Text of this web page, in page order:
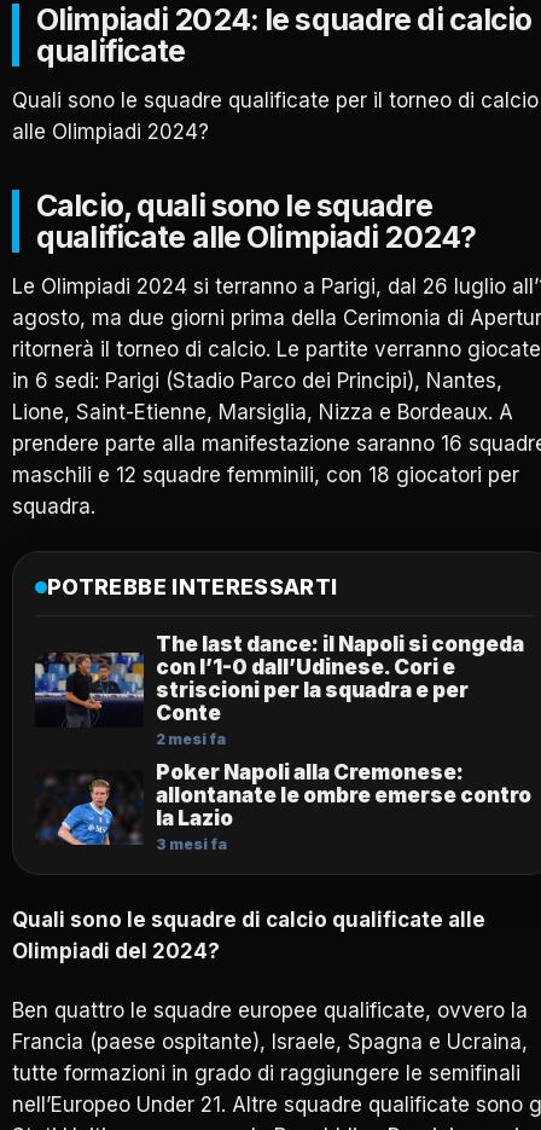
Olimpiadi 2024: le squadre di calcio
qualificate
Quali sono le squadre qualificate per il torneo di calcio
alle Olimpiadi 2024?
Calcio, quali sono le squadre
qualificate alle Olimpiadi 2024?
Le Olimpiadi 2024 si terranno a Parigi, dal 26 luglio
agosto, ma due giorni prima della Cerimonia di
ritornerà il torneo di calcio. Le partite verranno giocate
in 6 sedi: Parigi (Stadio Parco dei Principi), Nantes,
Lione, Saint-Etienne, Marsiglia, Nizza e Bordeaux. A
prendere parte alla manifestazione saranno 16
maschili e 12 squadre femminili, con 18 giocatori per
squadra.
POTREBBE INTERESSARTI
The last dance: il Napoli si congeda
con l’1-0 dall’Udinese. Cori e
striscioni per la squadra e per
Conte
2 mesi fa
Poker Napoli alla Cremonese:
allontanate le ombre emerse contro
la Lazio
3 mesi fa
Quali sono le squadre di calcio qualificate alle
Olimpiadi del 2024?
Ben quattro le squadre europee qualificate, ovvero la
Francia (paese ospitante), Israele, Spagna e Ucraina,
tutte formazioni in grado di raggiungere le semifinali
nell’Europeo Under 21. Altre squadre qualificate sono